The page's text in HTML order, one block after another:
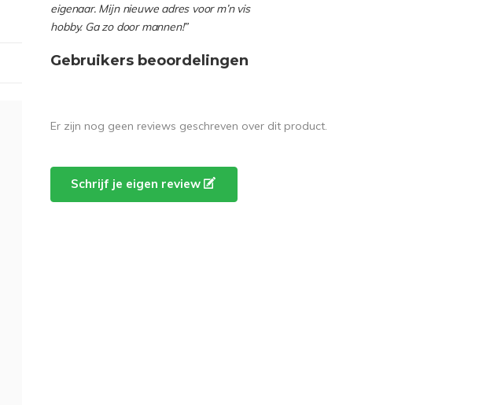
eigenaar. Mijn nieuwe adres voor m’n vis
hobby. Ga zo door mannen!”
Gebruikers beoordelingen
Er zijn nog geen reviews geschreven over dit product.
Schrijf je eigen review